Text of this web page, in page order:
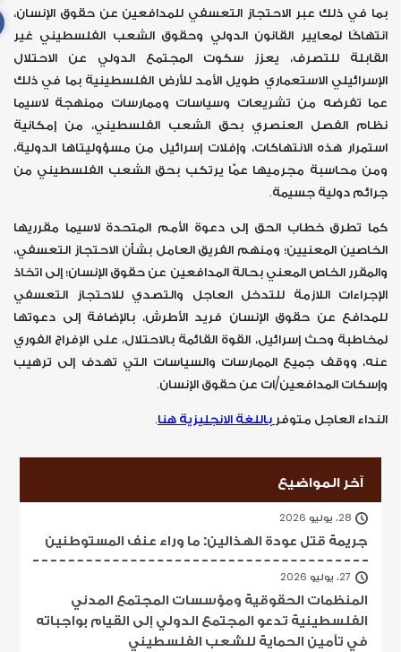
بما في ذلك عبر الاحتجاز التعسفي للمدافعين عن حقوق الإنسان،
انتهاكًا لمعايير القانون الدولي وحقوق الشعب الفلسطيني غير
القابلة للتصرف، يعزز سكوت المجتمع الدولي عن الاحتلال
الإسرائيلي الاستعماري طويل الأمد للأرض الفلسطينية بما في ذلك
عما تفرضه من تشريعات وسياسات وممارسات ممنهجة لاسيما
نظام الفصل العنصري بحق الشعب الفلسطيني، من إمكانية
استمرار هذه الانتهاكات، وإفلات إسرائيل من مسؤوليتاها الدولية،
ومن محاسبة مجرميها عمّا يرتكب بحق الشعب الفلسطيني من
جرائم دولية جسيمة.
كما تطرق خطاب الحق إلى دعوة الأمم المتحدة لاسيما مقرريها
الخاصين المعنيين؛ ومنهم الفريق العامل بشأن الاحتجاز التعسفي،
والمقرر الخاص المعني بحالة المدافعين عن حقوق الإنسان؛ إلى اتخاذ
الإجراءات اللازمة للتدخل العاجل والتصدي للاحتجاز التعسفي
للمدافع عن حقوق الإنسان فريد الأطرش، بالإضافة إلى دعوتها
لمخاطبة وحث إسرائيل، القوة القائمة بالاحتلال، على الإفراج الفوري
عنه، ووقف جميع الممارسات والسياسات التي تهدف إلى ترهيب
وإسكات المدافعين/ات عن حقوق الإنسان.
النداء العاجل متوفر باللغة الانجليزية هنا.
آخر المواضيع
28، يوليو 2026
جريمة قتل عودة الهذالين: ما وراء عنف المستوطنين
27، يوليو 2026
المنظمات الحقوقية ومؤسسات المجتمع المدني
الفلسطينية تدعو المجتمع الدولي إلى القيام بواجباته
في تأمين الحماية للشعب الفلسطيني